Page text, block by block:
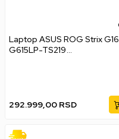
Laptop ASUS ROG Strix G16
G615LP-TS219
292.999,00 RSD